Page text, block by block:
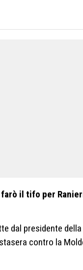
il tifo per
dal presidente della
contro la